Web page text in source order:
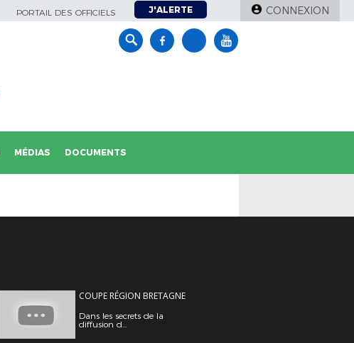
PORTAIL DES OFFICIELS J'ALERTE CONNEXION
MÉDIAS DOCUMENTS
COUPE RÉGION BRETAGNE
Dans les secrets de la
diffusion d...